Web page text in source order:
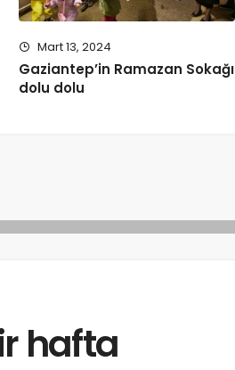
Mart 13, 2024
Gaziantep’in Ramazan Sokağı
dolu dolu
hafta